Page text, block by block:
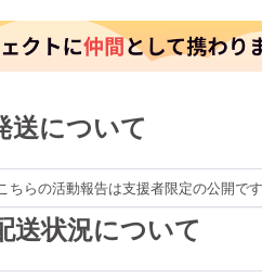
送について
ちらの活動報告は支援者限定の公開です
送状況について